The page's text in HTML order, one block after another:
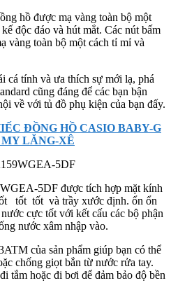
hồ được mạ vàng toàn bộ một
độc đáo và hút mắt. Các nút bấm
vàng toàn bộ một cách tỉ mỉ và
cá tính và ưa thích sự mới lạ, phá
cũng đáng để các bạn bận
về với tủ đồ phụ kiện của bạn đấy.
ĐỒNG HỒ CASIO BABY-G
LĂNG-XÊ
5DF được tích hợp mặt kính
tốt tốt và trầy xước định. ổn ổn
cực tốt với kết cấu các bộ phận
nước xâm nhập vào.
của sản phẩm giúp bạn có thể
chống giọt bắn từ nước rửa tay.
tắm hoặc đi bơi để đảm bảo độ bền